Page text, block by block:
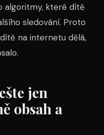
algoritmy, které dítě
sledování. Proto
na internetu dělá,
jen
obsah a